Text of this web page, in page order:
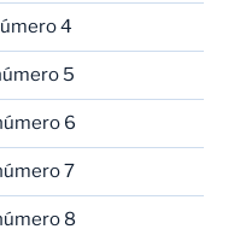
4
5
6
7
8